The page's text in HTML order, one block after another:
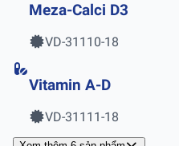
Meza-Calci D3
VD-31110-18
Vitamin A-D
VD-31111-18